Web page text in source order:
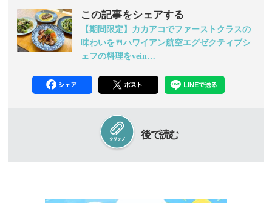
この記事をシェアする
【期間限定】カカアコでファーストクラスの
味わいを🍴ハワイアン航空エグゼクティブシ
ェフの料理をvein…
後で読む